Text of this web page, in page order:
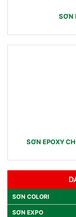
SƠN
SƠN EPOXY
SƠN COLORI
SƠN EXPO